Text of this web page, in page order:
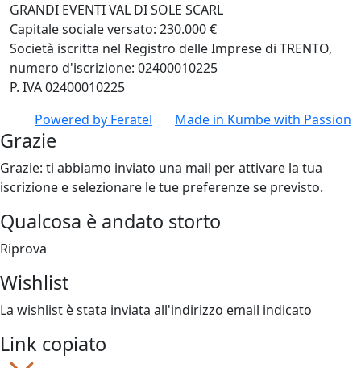
GRANDI EVENTI VAL DI SOLE SCARL
Capitale sociale versato: 230.000 €
Società iscritta nel Registro delle Imprese di TRENTO,
numero d'iscrizione: 02400010225
P. IVA 02400010225
Powered by Feratel Made in Kumbewith Passion
Grazie
Grazie: ti abbiamo inviato una mail per attivare la tua
iscrizione e selezionare le tue preferenze se previsto.
Qualcosa è andato storto
Riprova
Wishlist
La wishlist è stata inviata all'indirizzo email indicato
Link copiato